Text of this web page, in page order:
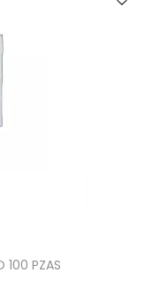
100 PZAS